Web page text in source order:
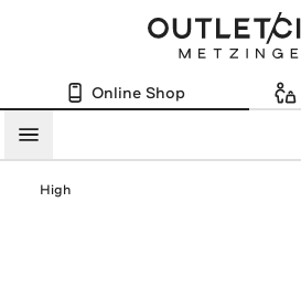
Online Shop
Menü
High